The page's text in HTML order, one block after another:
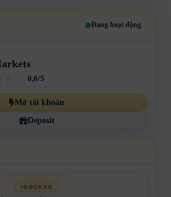
Đang hoạt động
0,0/5
Mở tài khoản
Deposit
BROKER